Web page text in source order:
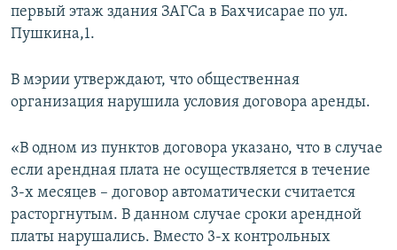
первый этаж здания ЗАГСа в Бахчисарае по ул.
Пушкина,1.
В мэрии утверждают, что общественная
организация нарушила условия договора аренды.
«В одном из пунктов договора указано, что в случае
если арендная плата не осуществляется в течение
3-х месяцев – договор автоматически считается
расторгнутым. В данном случае сроки арендной
платы нарушались. Вместо 3-х контрольных